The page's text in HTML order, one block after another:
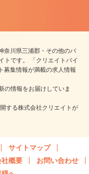
奈川県三浦郡・その他のバ
トです。 「クリエイトバイ
募集情報が満載の求人情報
の情報をお届けしていま
する株式会社クリエイトが
サイトマップ
社概要
お問い合わせ